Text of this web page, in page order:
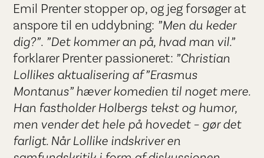
Emil Prenter stopper op, og jeg forsøger at
anspore til en uddybning: ”Men du keder
dig?”. ”Det kommer an på, hvad man vil.”
forklarer Prenter passioneret: ”Christian
Lollikes aktualisering af ”Erasmus
Montanus” hæver komedien til noget mere.
Han fastholder Holbergs tekst og humor,
men vender det hele på hovedet – gør det
farligt. Når Lollike indskriver en